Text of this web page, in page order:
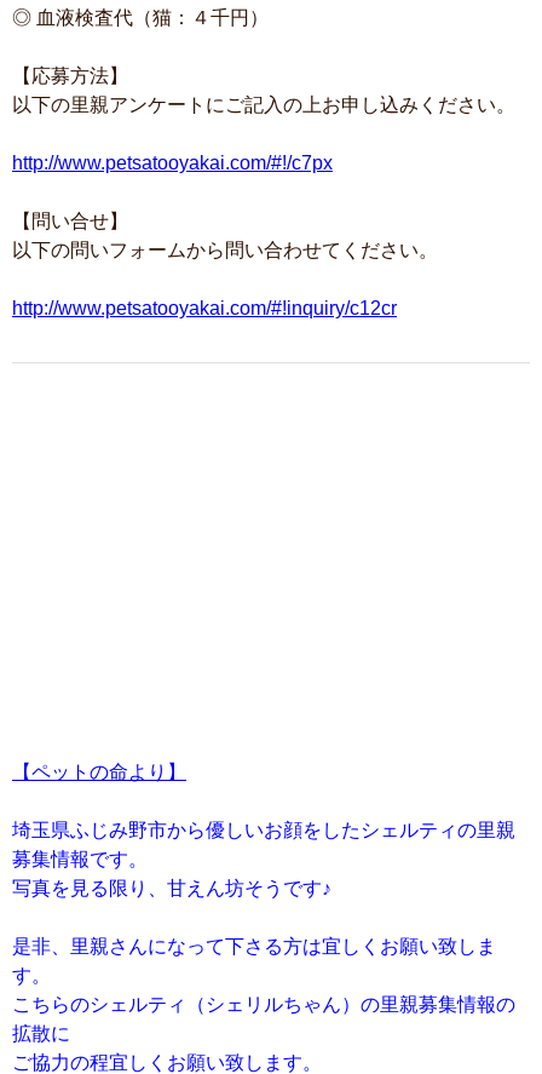
◎ 血液検査代（猫：４千円）
【応募方法】
以下の里親アンケートにご記入の上お申し込みください。
http://www.petsatooyakai.com/#!/c7px
【問い合せ】
以下の問いフォームから問い合わせてください。
http://www.petsatooyakai.com/#!inquiry/c12cr
【ペットの命より】
埼玉県ふじみ野市から優しいお顔をしたシェルティの里親
募集情報です。
写真を見る限り、甘えん坊そうです♪
是非、里親さんになって下さる方は宜しくお願い致しま
す。
こちらのシェルティ（シェリルちゃん）の里親募集情報の
拡散に
ご協力の程宜しくお願い致します。